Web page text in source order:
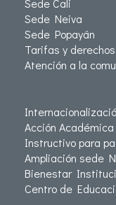
Sede Cali
Sede Neiva
Sede Popayán
Tarifas y
Atención a la
Acción Académica
Instructivo para
Ampliación sede
Bienestar
Centro de